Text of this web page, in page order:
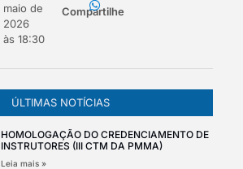
maio de
2026
às 18:30
Compartilhe
ÚLTIMAS NOTÍCIAS
HOMOLOGAÇÃO DO CREDENCIAMENTO DE
INSTRUTORES (III CTM DA PMMA)
Leia mais »